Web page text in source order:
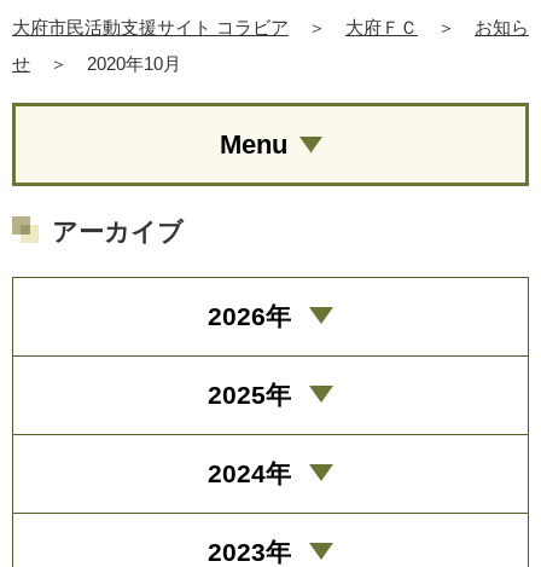
大府市民活動支援サイト コラビア ＞ 大府ＦＣ ＞
お知ら
せ
＞ 2020年10月
Menu
アーカイブ
2026年
2025年
2024年
2023年